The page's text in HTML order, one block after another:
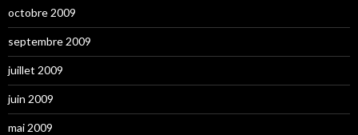
octobre 2009
septembre 2009
juillet 2009
juin 2009
mai 2009